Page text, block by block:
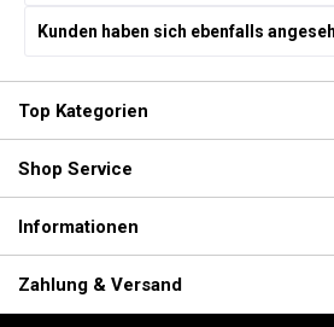
Kunden haben sich ebenfalls
Top Kategorien
Shop Service
Informationen
Zahlung & Versand